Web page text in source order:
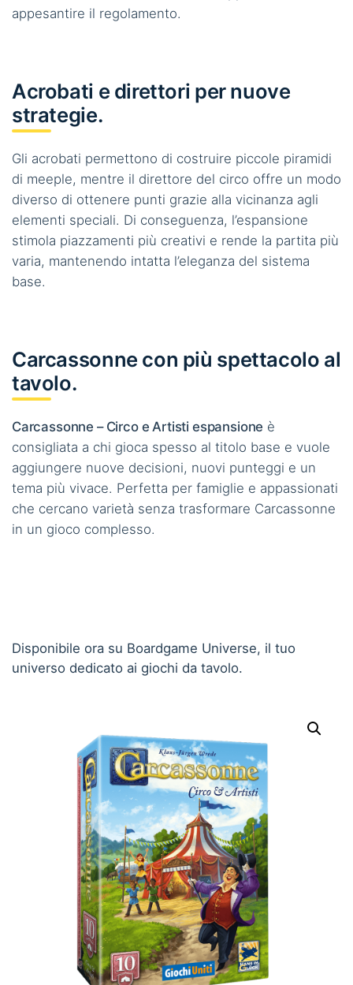
appesantire il regolamento.
Acrobati e direttori per nuove
strategie.
Gli acrobati permettono di costruire piccole piramidi
di meeple, mentre il direttore del circo offre un modo
diverso di ottenere punti grazie alla vicinanza agli
elementi speciali. Di conseguenza, l’espansione
stimola piazzamenti più creativi e rende la partita più
varia, mantenendo intatta l’eleganza del sistema
base.
Carcassonne con più spettacolo al
tavolo.
Carcassonne – Circo e Artisti espansione è
consigliata a chi gioca spesso al titolo base e vuole
aggiungere nuove decisioni, nuovi punteggi e un
tema più vivace. Perfetta per famiglie e appassionati
che cercano varietà senza trasformare Carcassonne
in un gioco complesso.
Disponibile ora su Boardgame Universe, il tuo
universo dedicato ai giochi da tavolo.